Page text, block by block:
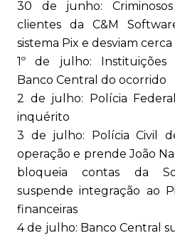
30 de junho:
clientes da C&M
sistema Pix e desviam cerca
1º de julho: Instituições
Banco Central do ocorrido
2 de julho: Polícia
inquérito
3 de julho: Polícia Civil
operação e prende João
bloqueia contas da
suspende integração ao
financeiras
4 de julho: Banco Central